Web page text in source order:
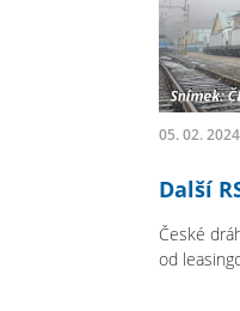
05. 02.
Další
České
od